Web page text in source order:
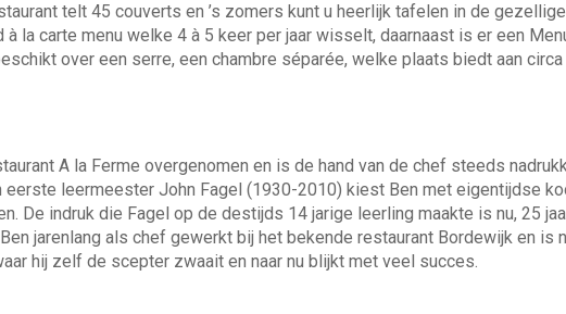
telt 45 couverts en ’s zomers kunt u heerlijk tafelen in de
la carte menu welke 4 à 5 keer per jaar wisselt, daarnaast is er een
over een serre, een chambre séparée, welke plaats biedt aan
A la Ferme overgenomen en is de hand van de chef steeds
eerste leermeester John Fagel (1930-2010) kiest Ben met eigentijdse
De indruk die Fagel op de destijds 14 jarige leerling maakte is nu, 25
jarenlang als chef gewerkt bij het bekende restaurant Bordewijk en is
hij zelf de scepter zwaait en naar nu blijkt met veel succes.